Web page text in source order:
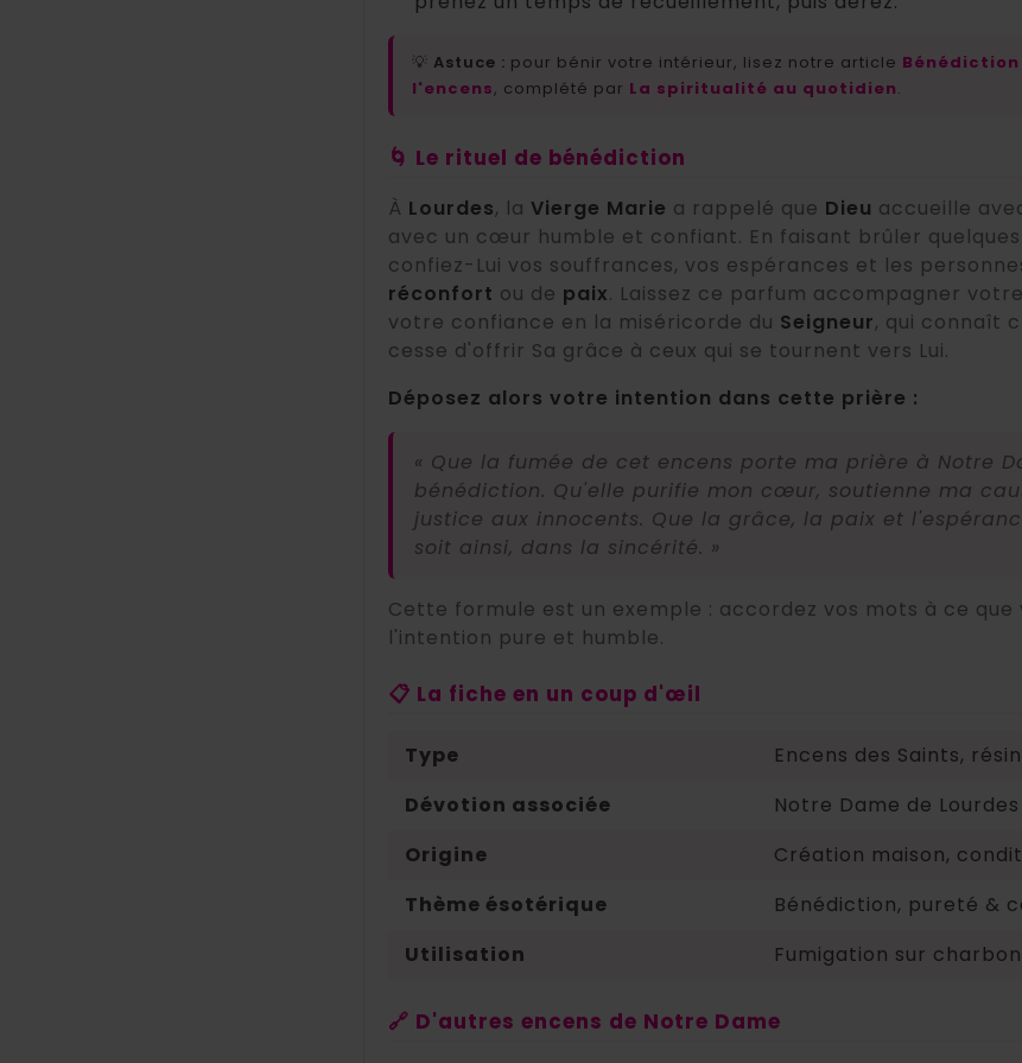
💡 Astuce : pour bénir votre intérieur, lisez notre article
l'encens, complété par La spiritualité au quotidien.
🌀 Le rituel de bénédiction
À Lourdes, la Vierge Marie a rappelé que Dieu accueille
avec un cœur humble et confiant. En faisant brûler
confiez-Lui vos souffrances, vos espérances et les
réconfort ou de paix. Laissez ce parfum accompagner
votre confiance en la miséricorde du Seigneur, qui connaît
cesse d'offrir Sa grâce à ceux qui se tournent vers Lui.
Déposez alors votre intention dans cette prière :
« Que la fumée de cet encens porte ma prière à Notre
bénédiction. Qu'elle purifie mon cœur, soutienne ma
justice aux innocents. Que la grâce, la paix et
soit ainsi, dans la sincérité. »
Cette formule est un exemple : accordez vos mots à ce que
l'intention pure et humble.
📋 La fiche en un coup d'œil
Type
Encens des Saints,
Dévotion associée
Notre Dame de
Origine
Création maison,
Thème ésotérique
Bénédiction, pureté &
Utilisation
Fumigation sur
🔗 D'autres encens de Notre Dame